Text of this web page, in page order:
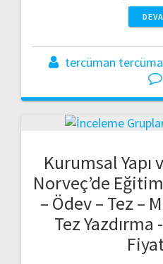
tercüman
Kurumsal Yapı
Norveç’de
– Ödev – Tez –
Tez Yazdırma